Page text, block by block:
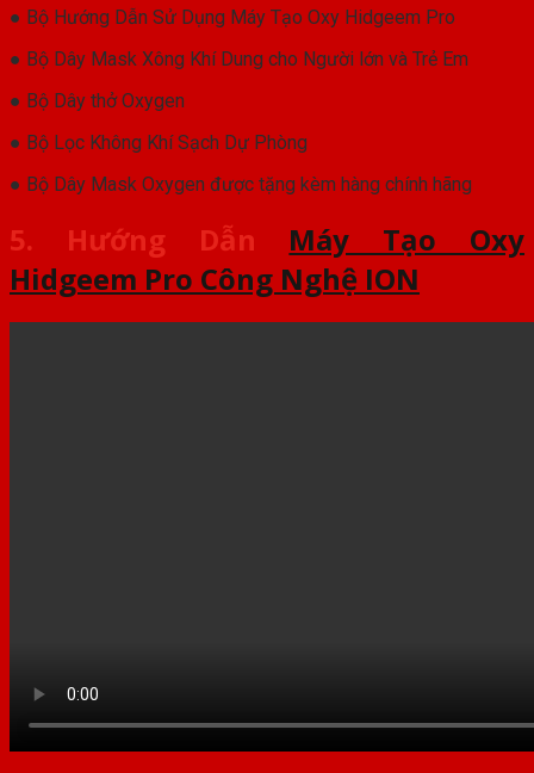
● Bộ Hướng Dẫn Sử Dụng Máy Tạo Oxy Hidgeem Pro
● Bộ Dây Mask Xông Khí Dung cho Người lớn và Trẻ Em
● Bộ Dây thở Oxygen
● Bộ Lọc Không Khí Sạch Dự Phòng
● Bộ Dây Mask Oxygen được tặng kèm hàng chính hãng
5. Hướng Dẫn Máy Tạo Oxy
Hidgeem Pro Công Nghệ ION